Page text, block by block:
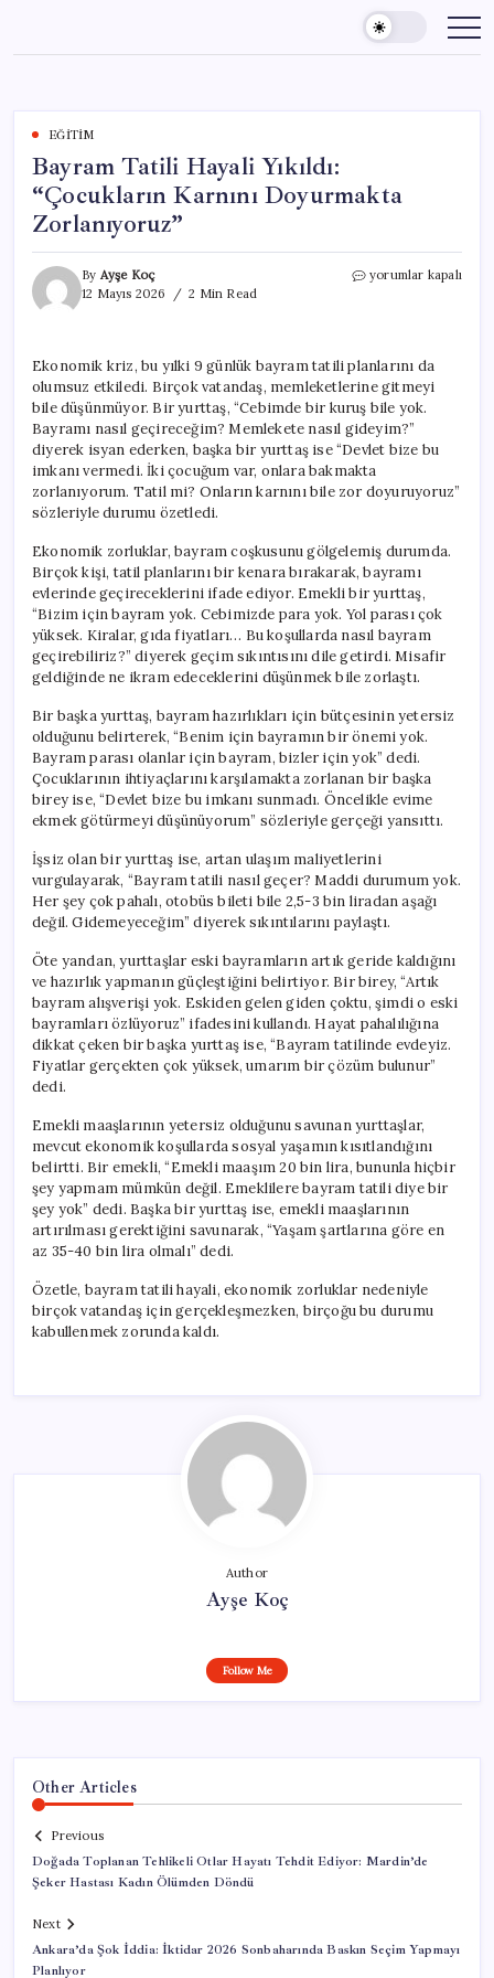
content
EĞITIM
Bayram Tatili Hayali Yıkıldı:
“Çocukların Karnını Doyurmakta
Zorlanıyoruz”
By Ayşe Koç
12 Mayıs 2026
2 Min Read
Bayram
Karnını
Doyurmakta
Zorlanıyoruz”
için
yorumlar kapalı
Ekonomik kriz, bu yılki 9 günlük bayram tatili planlarını da
olumsuz etkiledi. Birçok vatandaş, memleketlerine gitmeyi
bile düşünmüyor. Bir yurttaş, “Cebimde bir kuruş bile yok.
Bayramı nasıl geçireceğim? Memlekete nasıl gideyim?”
diyerek isyan ederken, başka bir yurttaş ise “Devlet bize bu
imkanı vermedi. İki çocuğum var, onlara bakmakta
zorlanıyorum. Tatil mi? Onların karnını bile zor doyuruyoruz”
sözleriyle durumu özetledi.
Ekonomik zorluklar, bayram coşkusunu gölgelemiş durumda.
Birçok kişi, tatil planlarını bir kenara bırakarak, bayramı
evlerinde geçireceklerini ifade ediyor. Emekli bir yurttaş,
“Bizim için bayram yok. Cebimizde para yok. Yol parası çok
yüksek. Kiralar, gıda fiyatları… Bu koşullarda nasıl bayram
geçirebiliriz?” diyerek geçim sıkıntısını dile getirdi. Misafir
geldiğinde ne ikram edeceklerini düşünmek bile zorlaştı.
Bir başka yurttaş, bayram hazırlıkları için bütçesinin yetersiz
olduğunu belirterek, “Benim için bayramın bir önemi yok.
Bayram parası olanlar için bayram, bizler için yok” dedi.
Çocuklarının ihtiyaçlarını karşılamakta zorlanan bir başka
birey ise, “Devlet bize bu imkanı sunmadı. Öncelikle evime
ekmek götürmeyi düşünüyorum” sözleriyle gerçeği yansıttı.
İşsiz olan bir yurttaş ise, artan ulaşım maliyetlerini
vurgulayarak, “Bayram tatili nasıl geçer? Maddi durumum yok.
Her şey çok pahalı, otobüs bileti bile 2,5-3 bin liradan aşağı
değil. Gidemeyeceğim” diyerek sıkıntılarını paylaştı.
Öte yandan, yurttaşlar eski bayramların artık geride kaldığını
ve hazırlık yapmanın güçleştiğini belirtiyor. Bir birey, “Artık
bayram alışverişi yok. Eskiden gelen giden çoktu, şimdi o eski
bayramları özlüyoruz” ifadesini kullandı. Hayat pahalılığına
dikkat çeken bir başka yurttaş ise, “Bayram tatilinde evdeyiz.
Fiyatlar gerçekten çok yüksek, umarım bir çözüm bulunur”
dedi.
Emekli maaşlarının yetersiz olduğunu savunan yurttaşlar,
mevcut ekonomik koşullarda sosyal yaşamın kısıtlandığını
belirtti. Bir emekli, “Emekli maaşım 20 bin lira, bununla hiçbir
şey yapmam mümkün değil. Emeklilere bayram tatili diye bir
şey yok” dedi. Başka bir yurttaş ise, emekli maaşlarının
artırılması gerektiğini savunarak, “Yaşam şartlarına göre en
az 35-40 bin lira olmalı” dedi.
Özetle, bayram tatili hayali, ekonomik zorluklar nedeniyle
birçok vatandaş için gerçekleşmezken, birçoğu bu durumu
kabullenmek zorunda kaldı.
Author
Ayşe Koç
Follow Me
Other Articles
Previous
Doğada Toplanan Tehlikeli Otlar Hayatı Tehdit Ediyor: Mardin’de
Şeker Hastası Kadın Ölümden Döndü
Next
Ankara’da Şok İddia: İktidar 2026 Sonbaharında Baskın Seçim Yapmayı
Planlıyor